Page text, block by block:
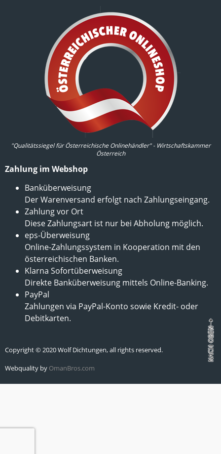
"Qualitätssiegel für Österreichische Onlinehändler" - Wirtschaftskammer
Österreich
Zahlung im Webshop
Banküberweisung
Der Warenversand erfolgt nach Zahlungseingang.
Zahlung vor Ort
Diese Zahlungsart ist nur bei Abholung möglich.
eps-Überweisung
Online-Zahlungssystem in Kooperation mit den
österreichischen Banken.
Klarna Sofortüberweisung
Direkte Banküberweisung mittels Online-Banking.
PayPal
Zahlungen via PayPal-Konto sowie Kredit- oder
Debitkarten.
Copyright © 2020 Wolf Dichtungen, all rights reserved.
Webquality by OmanBros.com